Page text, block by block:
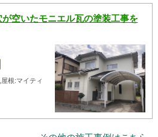
空いたモニエル瓦の塗装工事を
根:マイティ